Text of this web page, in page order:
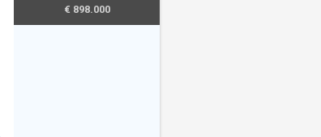
€ 898.000